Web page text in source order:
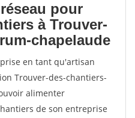
pour
à Trouver-
chapelaude
en tant qu'artisan
Trouver-des-chantiers-
alimenter
de son entreprise